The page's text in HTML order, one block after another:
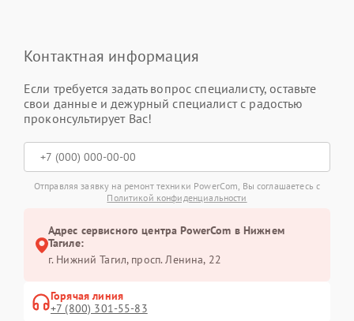
Контактная информация
Если требуется задать вопрос специалисту, оставьте
свои данные и дежурный специалист с радостью
проконсультирует Вас!
Отправляя заявку на ремонт техники PowerCom, Вы соглашаетесь с
Политикой конфиденциальности
Адрес сервисного центра PowerCom в Нижнем
Тагиле:
г. Нижний Тагил, просп. Ленина, 22
Горячая линия
+7 (800) 301-55-83